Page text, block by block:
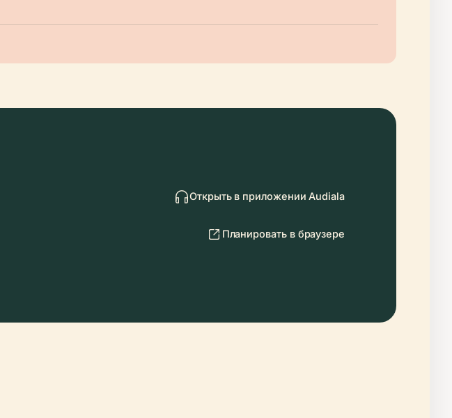
Открыть в приложении Audiala
Планировать в браузере